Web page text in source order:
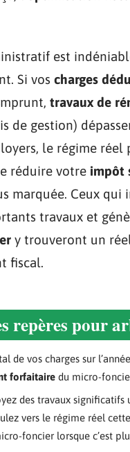
est
Si vos charges
travaux de
de gestion)
loyers, le régime réel
réduire votre impôt
marquée. Ceux qui
travaux et
y trouveront un
fiscal.
repères pour
de vos charges sur
forfaitaire du micro-
des travaux significatifs
vers le régime réel
foncier lorsque c’est